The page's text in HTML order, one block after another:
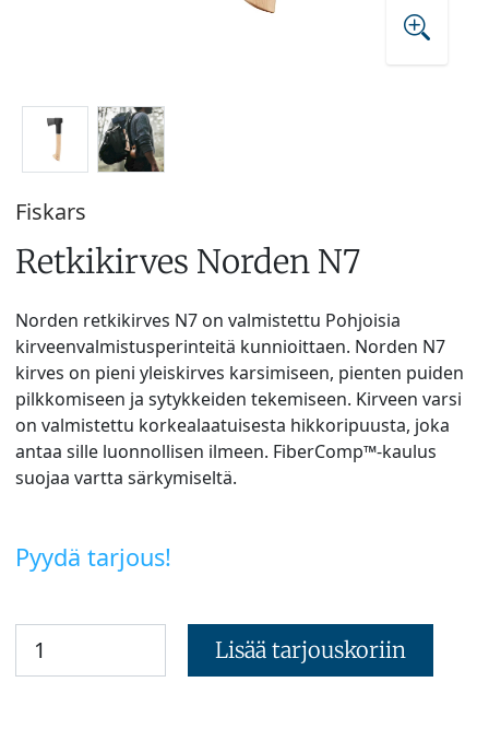
Fiskars
Retkikirves Norden N7
Norden retkikirves N7 on valmistettu Pohjoisia
kirveenvalmistusperinteitä kunnioittaen. Norden N7
kirves on pieni yleiskirves karsimiseen, pienten puiden
pilkkomiseen ja sytykkeiden tekemiseen. Kirveen varsi
on valmistettu korkealaatuisesta hikkoripuusta, joka
antaa sille luonnollisen ilmeen. FiberComp™-kaulus
suojaa vartta särkymiseltä.
Pyydä tarjous!
Lisää tarjouskoriin